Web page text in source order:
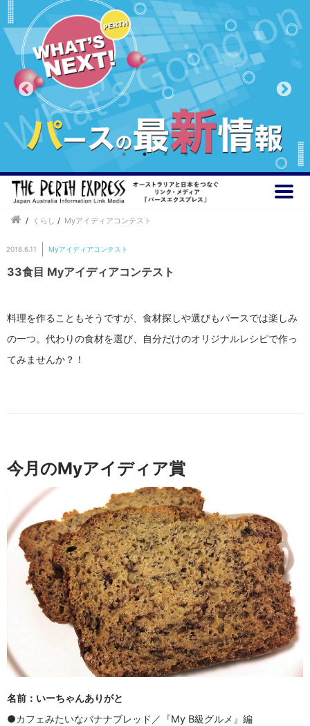
/ くらし / Myアイディアコンテスト
2018.6.11 Myアイディアコンテスト
33食目 Myアイディアコンテスト
料理を作ることもそうですが、食材探しや選びもパースでは楽しみ
の一つ。代わりの食材を選び、自分だけのオリジナルレシピで作っ
てみませんか？！
今月のMyアイディア賞
名前：いーちゃんありがと
●カフェみたいなバナナブレッド／『My B級グルメ』編